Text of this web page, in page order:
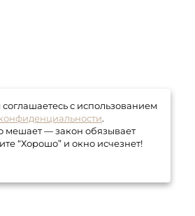
с использованием
.
мешает — закон обязывает
“Хорошо” и окно исчезнет!